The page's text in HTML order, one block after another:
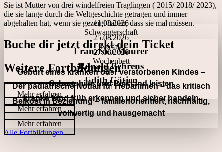
Sie ist Mutter von drei windelfreien Traglingen ( 2015/ 2018/ 2023),
die sie lange durch die Weltgeschichte getragen und immer
abgehalten hat, wenn sie gezeigt haben, dass sie mal müssen.
Buche dir jetzt direkt dein Ticket
Weitere Fortbildungen
11.08.2026
Schwangerschaft
Franziska Maurer
Geburt eines kranken oder verstorbenen Kindes –
Geburtshilfe und Beistand leisten
Mehr erfahren
25.08.2026
Notfall
Ronald Behrens
Der pädiatrische Notfall für Hebammen – das kritisch
kranke Kind früh erkennen und sicher handeln
Mehr erfahren
27.08.2026
Wochenbett
Edith Gätjen
Beikost in Beziehung – familienorientiert, nachhaltig,
vollwertig und hausgemacht
Mehr erfahren
Alle Fortbildungen